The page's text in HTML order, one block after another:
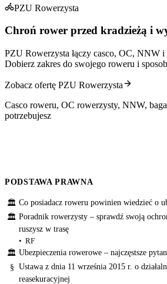
PZU Rowerzysta
Chroń rower przed kradzieżą i
PZU Rowerzysta łączy casco, OC, NNW
Dobierz zakres do swojego roweru i
Zobacz ofertę PZU Rowerzysta
Casco roweru, OC rowerzysty, NNW,
potrzebujesz
PODSTAWA PRAWNA
🏛 Co posiadacz roweru powinien wiedzieć o
🏛 Poradnik rowerzysty – sprawdź swoją
ruszysz w trasę
RF
🏛 Ubezpieczenia rowerowe – najczęstsze
§ Ustawa z dnia 11 września 2015 r. o
reasekuracyjnej